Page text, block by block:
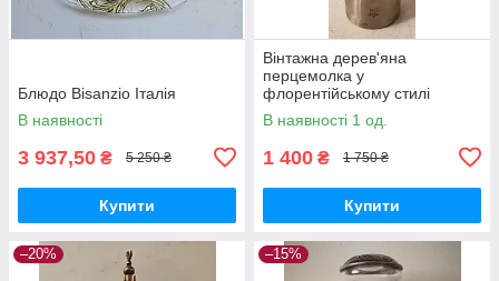
Блюдо Bisanzio Італія
В наявності
3 937,50 ₴ 5 250 ₴
Купити
Вінтажна дерев'яна
перцемолка у
флорентійському стилі
В наявності 1 од.
1 400 ₴ 1 750 ₴
Купити
–20% –15%